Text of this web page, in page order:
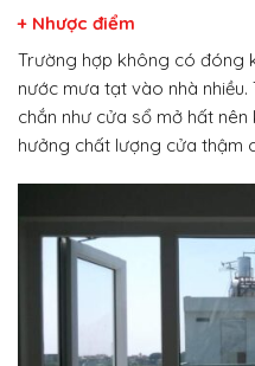
+ Nhược điểm
Trường hợp không có đóng
nước mưa tạt vào nhà
chắn như cửa sổ mở hất
hưởng chất lượng cửa thậm